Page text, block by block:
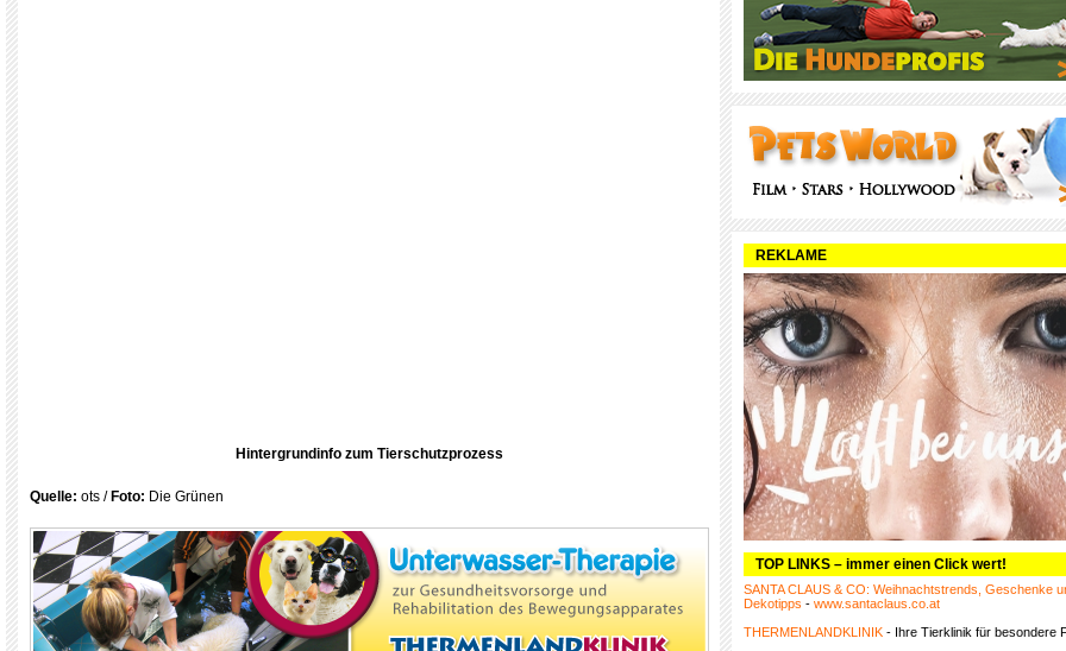
Hintergrundinfo zum Tierschutzprozess
Quelle: ots / Foto: Die Grünen
REKLAME
TOP LINKS – immer einen Click wert!
SANTA CLAUS & CO: Weihnachtstrends, Geschenke
Dekotipps - www.santaclaus.co.at
THERMENLANDKLINIK - Ihre Tierklinik für besondere